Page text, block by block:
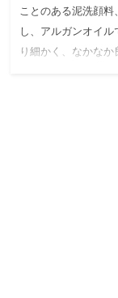
ことのある泥洗顔
し、アルガンオイ
り細かく、なかな